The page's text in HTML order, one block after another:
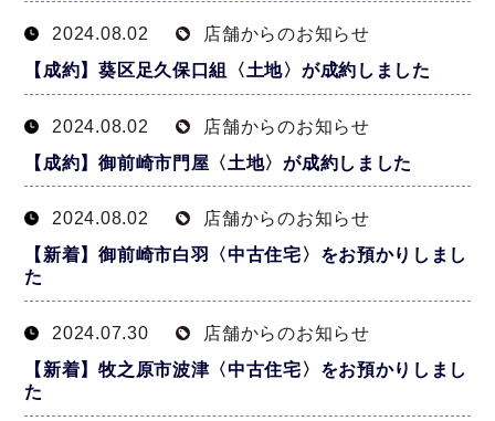
2024.08.02
店舗からのお知らせ
【成約】葵区足久保口組〈土地〉が成約しました
2024.08.02
店舗からのお知らせ
【成約】御前崎市門屋〈土地〉が成約しました
2024.08.02
店舗からのお知らせ
【新着】御前崎市白羽〈中古住宅〉をお預かりしまし
た
2024.07.30
店舗からのお知らせ
【新着】牧之原市波津〈中古住宅〉をお預かりしまし
た